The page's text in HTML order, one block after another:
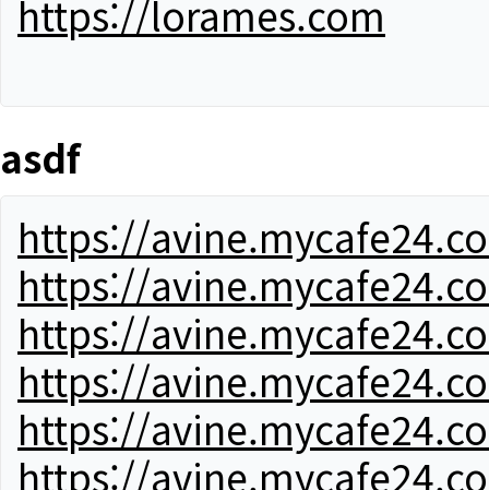
https://lorames.com
asdf
https://
https://
https://
https://
https://
https://